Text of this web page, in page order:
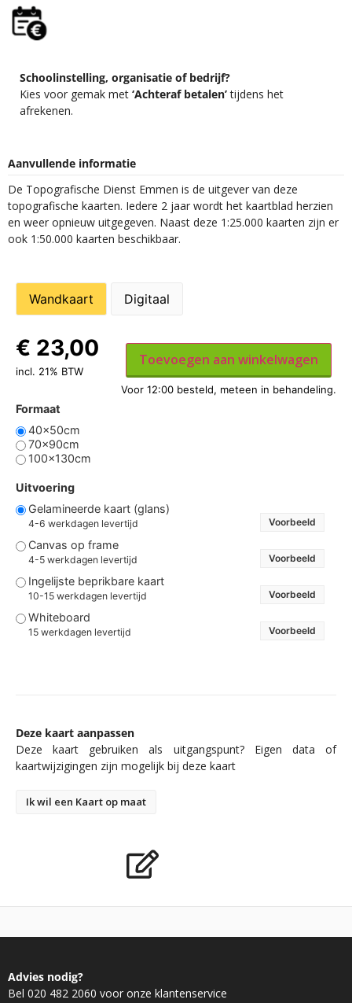
Schoolinstelling, organisatie of bedrijf?
Kies voor gemak met ‘Achteraf betalen’tijdens het
afrekenen.
Aanvullende informatie
De Topografische Dienst Emmen is de uitgever van deze
topografische kaarten. Iedere 2 jaar wordt het kaartblad herzien
en weer opnieuw uitgegeven. Naast deze 1:25.000 kaarten zijn er
ook 1:50.000 kaarten beschikbaar.
Wandkaart Digitaal
Formaat
40x50cm
70x90cm
100x130cm
Uitvoering
Gelamineerde kaart (glans)
4-6 werkdagen levertijd Voorbeeld
Canvas op frame
4-5 werkdagen levertijd Voorbeeld
Ingelijste beprikbare kaart
10-15 werkdagen levertijd Voorbeeld
Whiteboard
15 werkdagen levertijd Voorbeeld
€ 23,00
incl. 21% BTW
Toevoegen aan winkelwagen
Deze kaart aanpassen
Deze kaart gebruiken als uitgangspunt? Eigen data of
kaartwijzigingen zijn mogelijk bij deze kaart
Ik wil een Kaart op maat
Advies nodig?
Bel 020 482 2060 voor onze klantenservice